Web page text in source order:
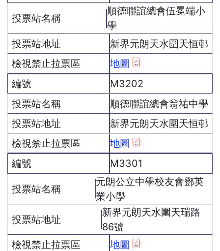
順德聯誼總會伍冕端小
學
新界元朗天水圍天恒邨
地圖
M3202
順德聯誼總會翁祐中學
新界元朗天水圍天恒邨
地圖
M3301
元朗公立中學校友會鄧英
業小學
新界元朗天水圍天瑞路
86號
地圖